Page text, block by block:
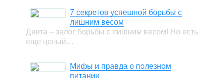
7 секретов успешной борьбы с
лишним весом
Диета – залог борьбы с лишним весом! Но есть
еще целый…
Мифы и правда о полезном
питании